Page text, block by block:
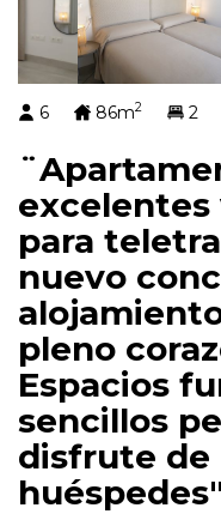
6 86m2 2
excelentes
para
nuevo
pleno
Espacios
sencillos
disfrute de
huéspedes"